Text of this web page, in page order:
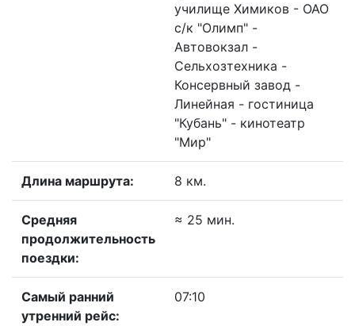
училище Химиков - ОАО
с/к "Олимп" -
Автовокзал -
Сельхозтехника -
Консервный завод -
Линейная - гостиница
"Кубань" - кинотеатр
"Мир"
Длина маршрута: 8 км.
Средняя
продолжительность
поездки:
≈ 25 мин.
Самый ранний
утренний рейс:
07:10